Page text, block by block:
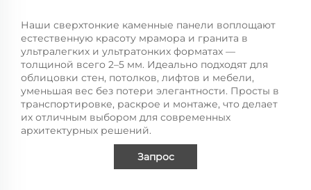
Наши сверхтонкие каменные панели воплощают
естественную красоту мрамора и гранита в
ультралегких и ультратонких форматах —
толщиной всего 2–5 мм. Идеально подходят для
облицовки стен, потолков, лифтов и мебели,
уменьшая вес без потери элегантности. Просты в
транспортировке, раскрое и монтаже, что делает
их отличным выбором для современных
архитектурных решений.
Запрос